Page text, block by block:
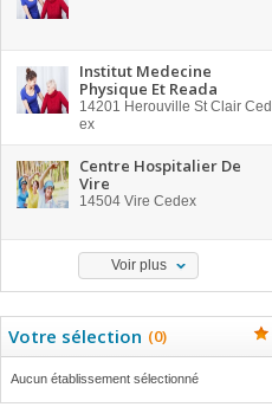
Institut Medecine
Physique Et Reada
14201 Herouville St Clair Ced
ex
Centre Hospitalier De
Vire
14504 Vire Cedex
Voir plus
Votre sélection (0)
Aucun établissement sélectionné